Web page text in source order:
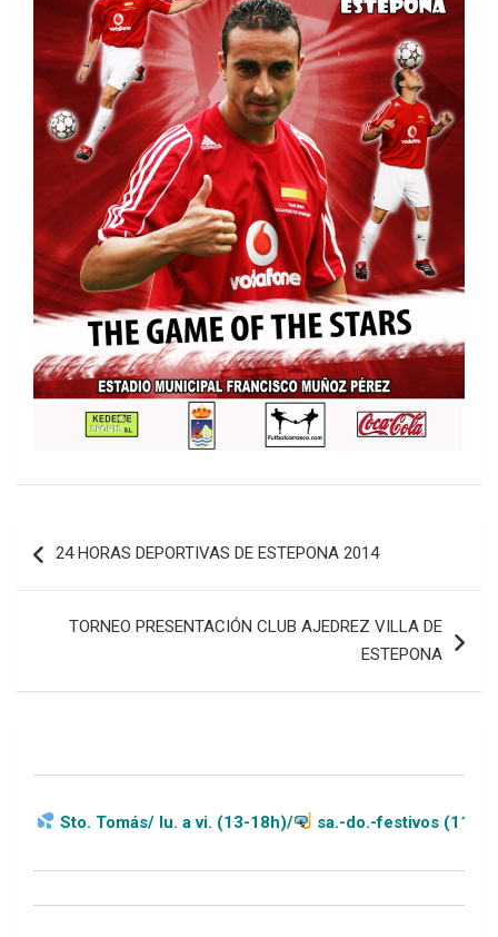
de
24 HORAS DEPORTIVAS DE ESTEPONA 2014
TORNEO PRESENTACIÓN CLUB AJEDREZ VILLA DE
ESTEPONA
lu. a vi. (13-18h)/ sa.-do.-festivos (11-20h)